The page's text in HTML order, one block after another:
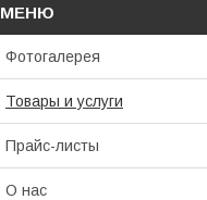
Фотогалерея
Товары и услуги
Прайс-листы
О нас